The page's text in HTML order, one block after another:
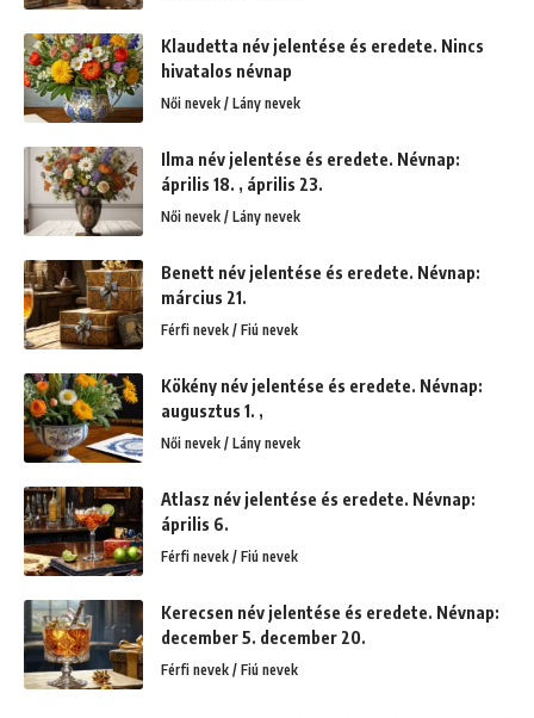
Klaudetta név jelentése és eredete. Nincs
hivatalos névnap
Női nevek / Lány nevek
Ilma név jelentése és eredete. Névnap:
április 18. , április 23.
Női nevek / Lány nevek
Benett név jelentése és eredete. Névnap:
március 21.
Férfi nevek / Fiú nevek
Kökény név jelentése és eredete. Névnap:
augusztus 1. ,
Női nevek / Lány nevek
Atlasz név jelentése és eredete. Névnap:
április 6.
Férfi nevek / Fiú nevek
Kerecsen név jelentése és eredete. Névnap:
december 5. december 20.
Férfi nevek / Fiú nevek